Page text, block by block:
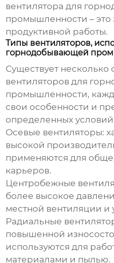
вентилятора для
промышленности –
продуктивной работы.
Типы вентиляторов,
горнодобывающей
Существует несколько
вентиляторов для
промышленности,
свои особенности и
определенных
Осевые вентиляторы:
высокой
применяются для
карьеров.
Центробежные
более высокое
местной вентиляции и
Радиальные
повышенной
используются для
материалами и пылью.